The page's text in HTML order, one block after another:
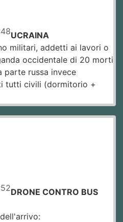
UCRAINA
militari, addetti ai lavori o
occidentale di 20 morti
parte russa invece
tutti civili (dormitorio +
DRONE CONTRO BUS